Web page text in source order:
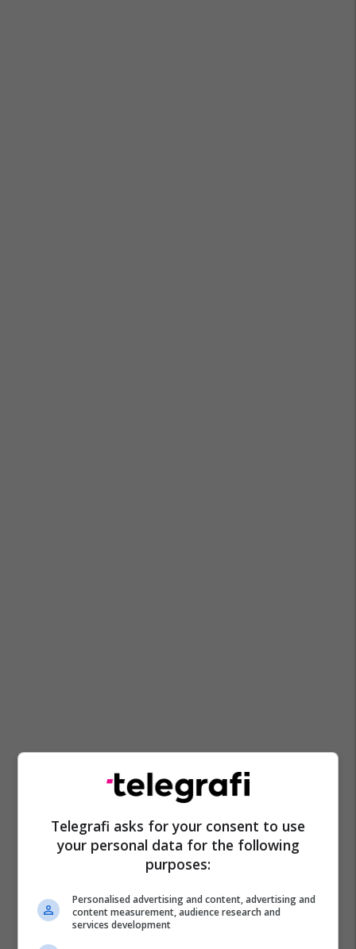
Telegrafi asks for your consent to use
your personal data for the following
purposes:
Personalised advertising and content, advertising and
content measurement, audience research and
services development